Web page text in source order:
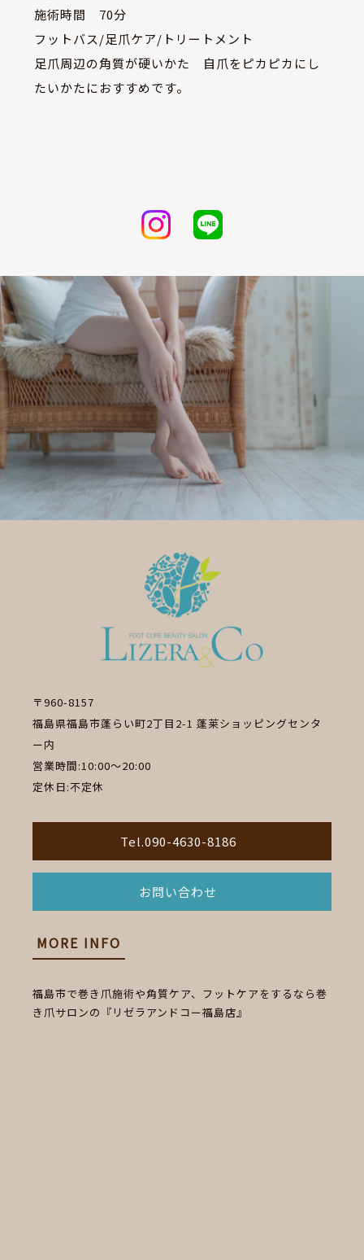
施術時間 70分
フットバス/足爪ケア/トリートメント
足爪周辺の角質が硬いかた 自爪をピカピカにし
たいかたにおすすめです。
〒960-8157
福島県福島市蓬らい町2丁目2-1 蓬莱ショッピングセンタ
ー内
営業時間:10:00～20:00
定休日:不定休
Tel.090-4630-8186
お問い合わせ
MORE INFO
福島市で巻き爪施術や角質ケア、フットケアをするなら巻
き爪サロンの『リゼラアンドコー福島店』